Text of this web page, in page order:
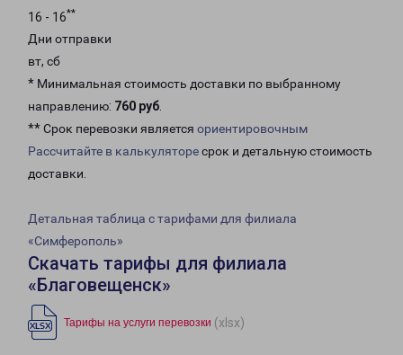
16 - 16**
Дни отправки
вт, сб
* Минимальная стоимость доставки по выбранному
направлению: 760 руб.
** Срок перевозки является ориентировочным
Рассчитайте в калькуляторесрок и детальную стоимость
доставки.
Детальная таблица с тарифами для филиала
«Симферополь»
Скачать тарифы для филиала
«Благовещенск»
Тарифы на услуги перевозки (xlsx)